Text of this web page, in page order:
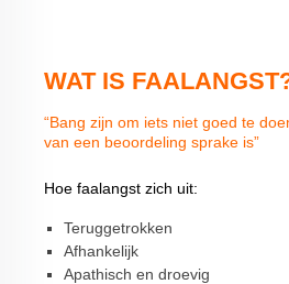
WAT IS
“Bang zijn om iets niet goed te
van een beoordeling sprake is”
Hoe faalangst zich uit:
Teruggetrokken
Afhankelijk
Apathisch en droevig